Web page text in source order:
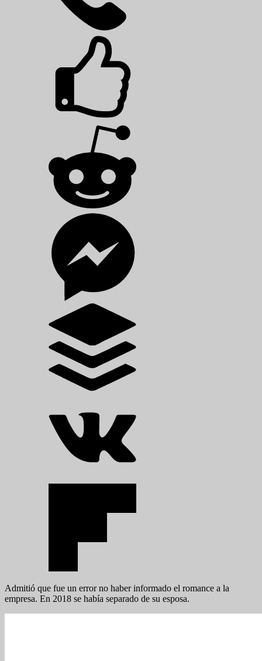
Admitió que fue un error no haber informado el romance a la
empresa. En 2018 se había separado de su esposa.